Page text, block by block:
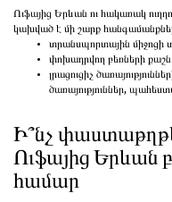
Ուֆայից Երևան ու հակառակ
կախված է մի շարք
տրանսպորտային միջոցի
փոխադրվող բեռների քաշն
լրացուցիչ
ծառայություններ,
Ի՞նչ
Ուֆայից Երևան
համար